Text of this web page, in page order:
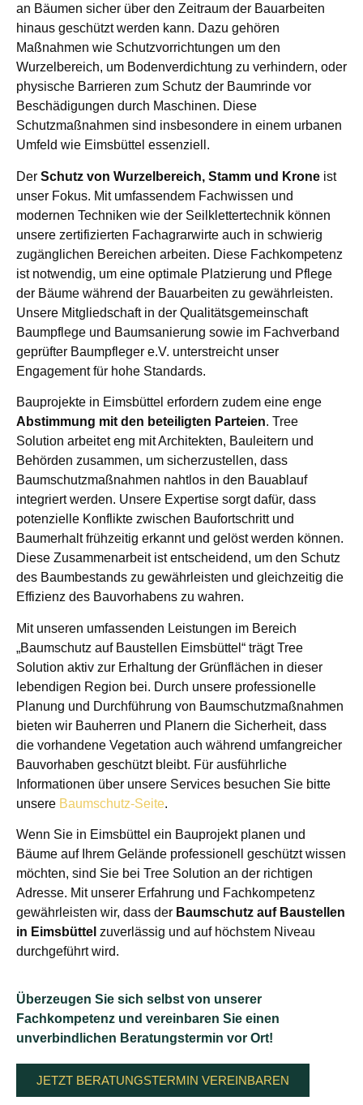
an Bäumen sicher über den Zeitraum der Bauarbeiten
hinaus geschützt werden kann. Dazu gehören
Maßnahmen wie Schutzvorrichtungen um den
Wurzelbereich, um Bodenverdichtung zu verhindern, oder
physische Barrieren zum Schutz der Baumrinde vor
Beschädigungen durch Maschinen. Diese
Schutzmaßnahmen sind insbesondere in einem urbanen
Umfeld wie Eimsbüttel essenziell.
Der Schutz von Wurzelbereich, Stamm und Krone ist
unser Fokus. Mit umfassendem Fachwissen und
modernen Techniken wie der Seilklettertechnik können
unsere zertifizierten Fachagrarwirte auch in schwierig
zugänglichen Bereichen arbeiten. Diese Fachkompetenz
ist notwendig, um eine optimale Platzierung und Pflege
der Bäume während der Bauarbeiten zu gewährleisten.
Unsere Mitgliedschaft in der Qualitätsgemeinschaft
Baumpflege und Baumsanierung sowie im Fachverband
geprüfter Baumpfleger e.V. unterstreicht unser
Engagement für hohe Standards.
Bauprojekte in Eimsbüttel erfordern zudem eine enge
Abstimmung mit den beteiligten Parteien. Tree
Solution arbeitet eng mit Architekten, Bauleitern und
Behörden zusammen, um sicherzustellen, dass
Baumschutzmaßnahmen nahtlos in den Bauablauf
integriert werden. Unsere Expertise sorgt dafür, dass
potenzielle Konflikte zwischen Baufortschritt und
Baumerhalt frühzeitig erkannt und gelöst werden können.
Diese Zusammenarbeit ist entscheidend, um den Schutz
des Baumbestands zu gewährleisten und gleichzeitig die
Effizienz des Bauvorhabens zu wahren.
Mit unseren umfassenden Leistungen im Bereich
„Baumschutz auf Baustellen Eimsbüttel“ trägt Tree
Solution aktiv zur Erhaltung der Grünflächen in dieser
lebendigen Region bei. Durch unsere professionelle
Planung und Durchführung von Baumschutzmaßnahmen
bieten wir Bauherren und Planern die Sicherheit, dass
die vorhandene Vegetation auch während umfangreicher
Bauvorhaben geschützt bleibt. Für ausführliche
Informationen über unsere Services besuchen Sie bitte
unsere Baumschutz-Seite.
Wenn Sie in Eimsbüttel ein Bauprojekt planen und
Bäume auf Ihrem Gelände professionell geschützt wissen
möchten, sind Sie bei Tree Solution an der richtigen
Adresse. Mit unserer Erfahrung und Fachkompetenz
gewährleisten wir, dass der Baumschutz auf Baustellen
in Eimsbüttel zuverlässig und auf höchstem Niveau
durchgeführt wird.
Überzeugen Sie sich selbst von unserer
Fachkompetenz und vereinbaren Sie einen
unverbindlichen Beratungstermin vor Ort!
JETZT BERATUNGSTERMIN VEREINBAREN